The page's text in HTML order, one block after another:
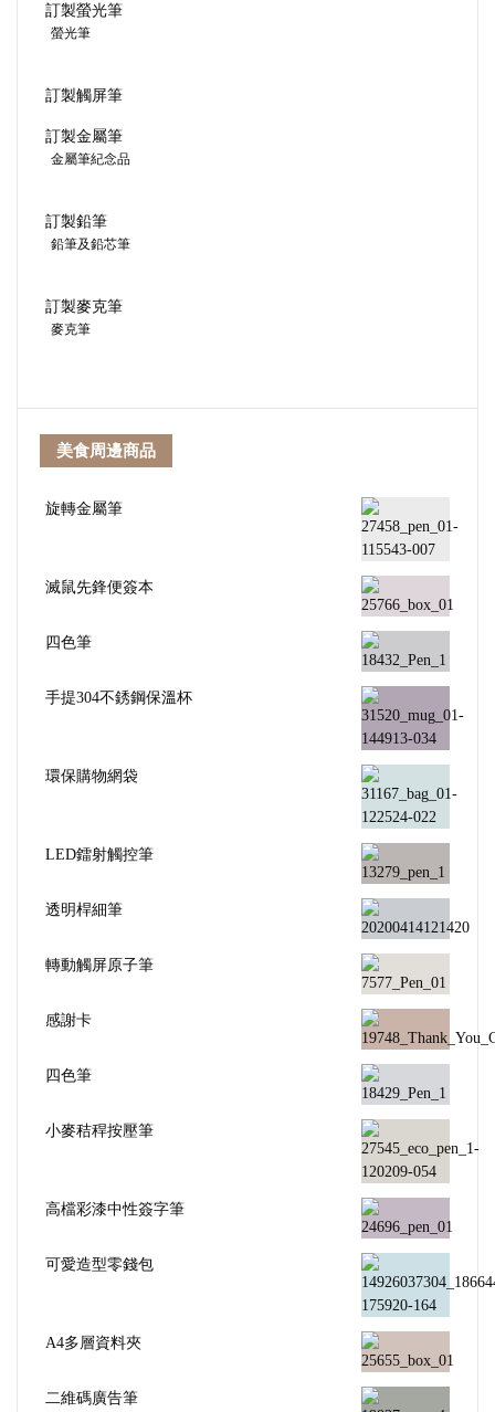
訂製螢光筆
螢光筆
訂製觸屏筆
訂製金屬筆
金屬筆紀念品
訂製鉛筆
鉛筆及鉛芯筆
訂製麥克筆
麥克筆
美食周邊商品
旋轉金屬筆
滅鼠先鋒便簽本
四色筆
手提304不銹鋼保溫杯
環保購物網袋
LED鐳射觸控筆
透明桿細筆
轉動觸屏原子筆
感謝卡
四色筆
小麥秸稈按壓筆
高檔彩漆中性簽字筆
可愛造型零錢包
A4多層資料夾
二維碼廣告筆